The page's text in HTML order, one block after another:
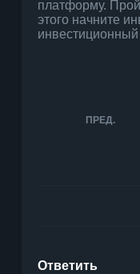
платформу.
этого начните
инвестиционный
ПРЕД.
Ответить